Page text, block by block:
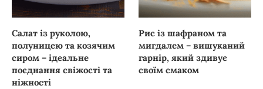
Салат із руколою,
полуницею та козячим
сиром – ідеальне
поєднання свіжості та
ніжності
Рис із шафраном та
мигдалем – вишуканий
гарнір, який здивує
своїм смаком